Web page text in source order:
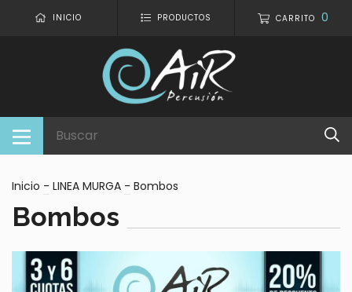
INICIO PRODUCTOS CARRITO 0
Inicio - LINEA MURGA - Bombos
Bombos